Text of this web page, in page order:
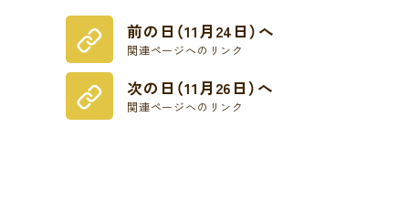
前の日（11月24日）へ
関連ページへのリンク
次の日（11月26日）へ
関連ページへのリンク